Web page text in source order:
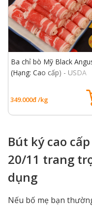
Ba chỉ bò Mỹ Black
(Hạng: Cao cấp) - USDA
349.000đ /kg
Bút ký cao
20/11 trang
dụng
Nếu bố mẹ bạn